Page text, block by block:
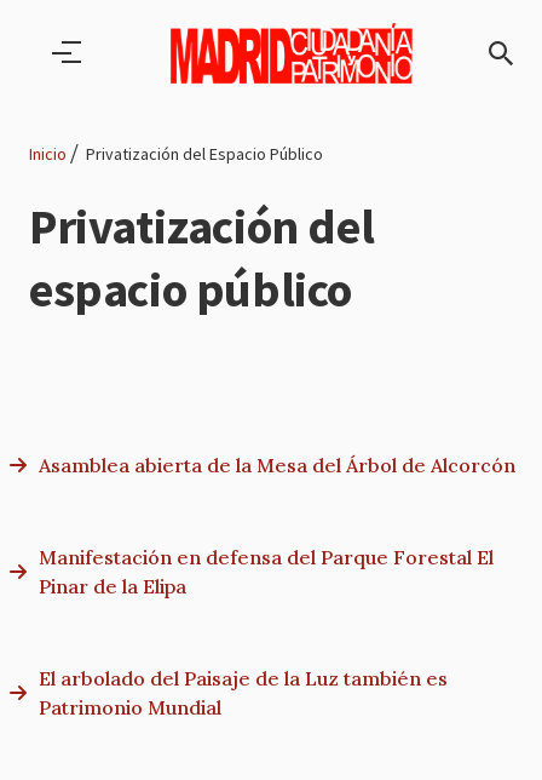
Ruta
de
navegación
Inicio Privatización del Espacio Público
Privatización del
espacio público
Asamblea abierta de la Mesa del Árbol de Alcorcón
Manifestación en defensa del Parque Forestal El
Pinar de la Elipa
El arbolado del Paisaje de la Luz también es
Patrimonio Mundial